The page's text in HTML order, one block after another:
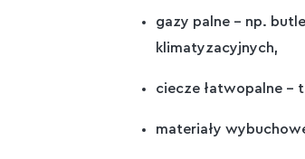
gazy palne – np.
klimatyzacyjnych,
ciecze łatwopalne –
materiały